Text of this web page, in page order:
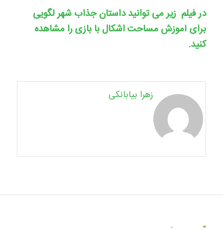
در فیلم زیر می توانید داستان جذاب شهر لگویی
برای آموزش مساحت اشکال با بازی را مشاهده
کنید.
زهرا بیابانکی